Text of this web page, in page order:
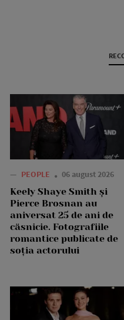
— PEOPLE 06 august 2026
Keely Shaye Smith și
Pierce Brosnan au
aniversat 25 de ani de
căsnicie. Fotografiile
romantice publicate de
soția actorului